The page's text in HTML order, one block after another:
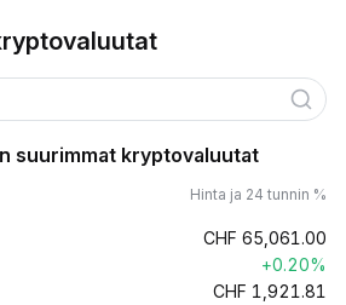
suurimmat kryptovaluutat
Hinta ja 24 tunnin %
CHF 65,061.00
+0.20%
CHF 1,921.81